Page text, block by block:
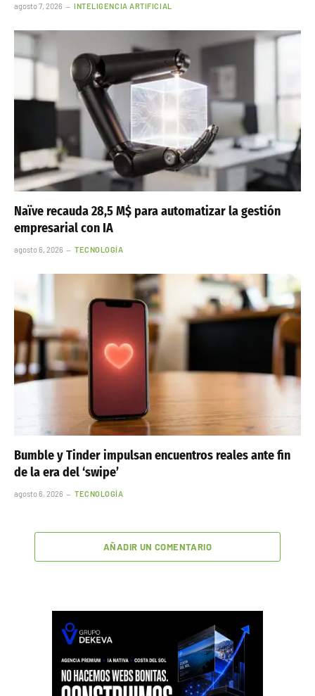
agosto 7, 2026 INTELIGENCIA ARTIFICIAL
Naïve recauda 28,5 M$ para automatizar la gestión
empresarial con IA
agosto 6, 2026 TECNOLOGÍA
Bumble y Tinder impulsan encuentros reales ante fin
de la era del ‘swipe’
agosto 6, 2026 TECNOLOGÍA
AÑADIR UN COMENTARIO